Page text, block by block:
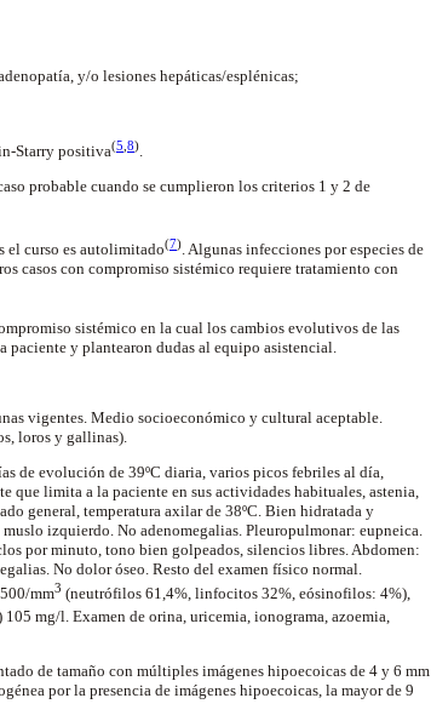
y/o lesiones hepáticas/esplénicas;
Starry positiva(5 8)
probable cuando se cumplieron los criterios 1 y 2 de
el curso es autolimitado(7). Algunas infecciones por especies de
casos con compromiso sistémico requiere tratamiento con
sistémico en la cual los cambios evolutivos de las
y plantearon dudas al equipo asistencial.
vigentes. Medio socioeconómico y cultural aceptable.
loros y gallinas).
de evolución de 39ºC diaria, varios picos febriles al día,
limita a la paciente en sus actividades habituales, astenia,
general, temperatura axilar de 38ºC. Bien hidratada y
muslo izquierdo. No adenomegalias. Pleuropulmonar: eupneica.
por minuto, tono bien golpeados, silencios libres. Abdomen:
. No dolor óseo. Resto del examen físico normal.
mm3 (neutrófilos 61,4%, linfocitos 32%, eósinofilos: 4%),
105 mg/l. Examen de orina, uricemia, ionograma, azoemia,
de tamaño con múltiples imágenes hipoecoicas de 4 y 6 mm
por la presencia de imágenes hipoecoicas, la mayor de 9